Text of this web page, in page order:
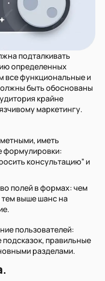
подталкивать
определенных
все функциональные и
быть обоснованы
крайне
маркетингу.
иметь
формулировки:
консультацию” и
полей в формах: чем
тем выше шанс на
пользователей:
правильные
разделами.
.